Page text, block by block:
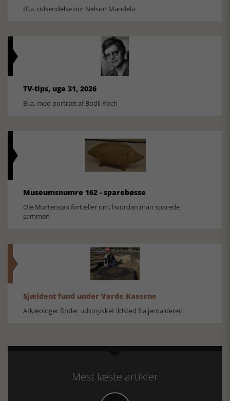
Bl.a. udsendelse om Nelson Mandela
TV-tips, uge 31, 2026
Bl.a. med portræt af Bodil Koch
Museumsnumre 162 - sparebøsse
Ole Mortensøn fortæller om, hvordan man sparede
sammen
Sjældent fund under Varde Kaserne
Arkæologer finder udsmykket ildsted fra jernalderen
Mest læste artikler